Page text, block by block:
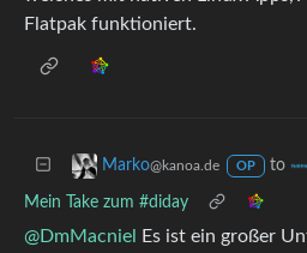
Flatpak funktioniert.
Marko@kanoa.de OP to
Mein Take zum #diday
@DmMacniel Es ist ein großer